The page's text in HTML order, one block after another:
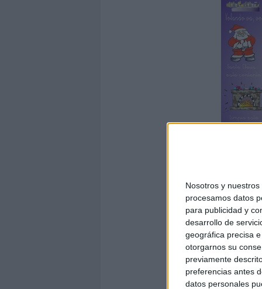
Nosotros y
procesamos datos
para publicidad y
desarrollo de
geográfica precisa
otorgarnos su
previamente
preferencias antes
datos personales
Villancico